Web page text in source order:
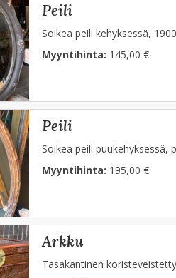
peili
Soikea peili kehyksessä,
Myyntihinta: 145,00 €
peili
Soikea peili
Myyntihinta: 195,00 €
arkku
Tasakantinen